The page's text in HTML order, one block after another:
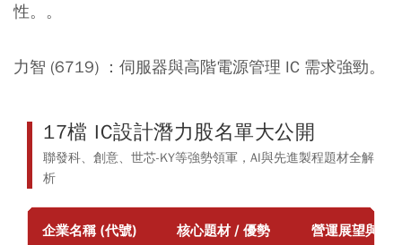
性。。
力智 (6719) ： 伺服器與高階電源管理 IC 需求強勁。
17檔 IC設計潛力股名單大公開
聯發科、創意、世芯-KY等強勢領軍，AI與先進製程題材全解
析
企業名稱 (代號) 核心題材 / 優勢 營運展望與市